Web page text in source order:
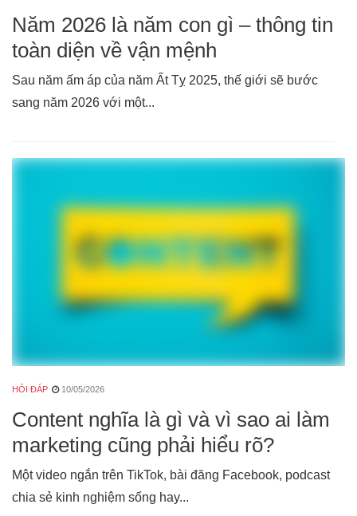
Năm 2026 là năm con gì – thông tin
toàn diện về vận mệnh
Sau năm ấm áp của năm Ất Tỵ 2025, thế giới sẽ bước
sang năm 2026 với một...
HỎI ĐÁP 10/05/2026
Content nghĩa là gì và vì sao ai làm
marketing cũng phải hiểu rõ?
Một video ngắn trên TikTok, bài đăng Facebook, podcast
chia sẻ kinh nghiệm sống hay...